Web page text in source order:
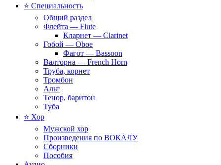
⭐ Специальность
Общий раздел
Флейта — Flute
Кларнет — Clarinet
Гобой — Oboe
Фагот — Bassoon
Валторна — French Horn
Труба, корнет
Тромбон
Альт
Тенор, баритон
Туба
⭐ Хор
Мужской хор
Произведения по ВОКАЛУ
Сборники
Пособия